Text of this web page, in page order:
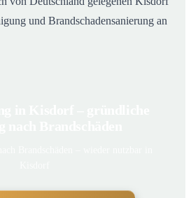
und Brandschadensanierung an